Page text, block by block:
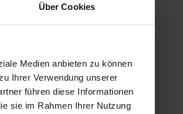
Über Cookies
Medien anbieten zu können
Ihrer Verwendung unserer
führen diese Informationen
sie im Rahmen Ihrer Nutzung